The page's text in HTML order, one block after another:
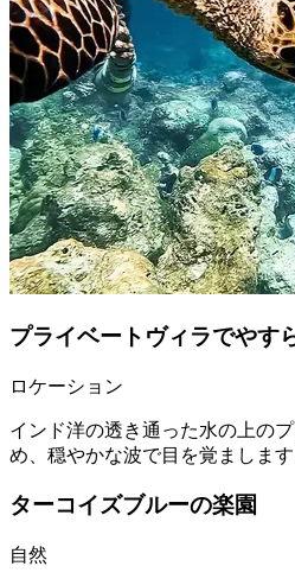
プライベートヴィラでやす
ロケーション
インド洋の透き通った水の上の
め、穏やかな波で目を覚まします
ターコイズブルーの楽園
自然